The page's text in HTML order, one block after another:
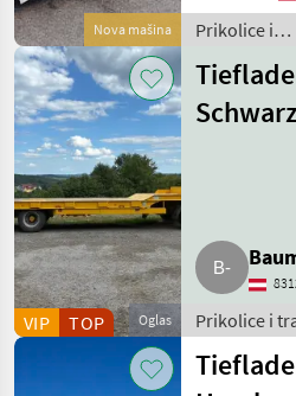
Nova mašina
mm 300 x
Druckluft- + H
Prikolice i
vozila /
Sonstige
Oglas
VIP TOP
Prikolice i
vozila /